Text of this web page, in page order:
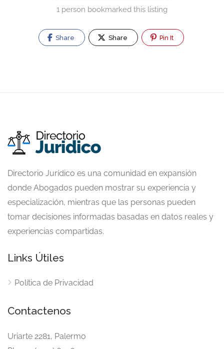
1 person bookmarked this listing
Share Share Pin It
Directorio Jurídico es una comunidad en expansión
donde Abogados pueden mostrar su experiencia y
especialización, mientras que las personas pueden
tomar decisiones informadas basadas en datos reales y
experiencias compartidas.
Links Útiles
Política de Privacidad
Contactenos
Uriarte 2281, Palermo